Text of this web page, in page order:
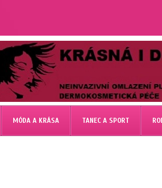
MÓDA A KRÁSA TANEC A SPORT